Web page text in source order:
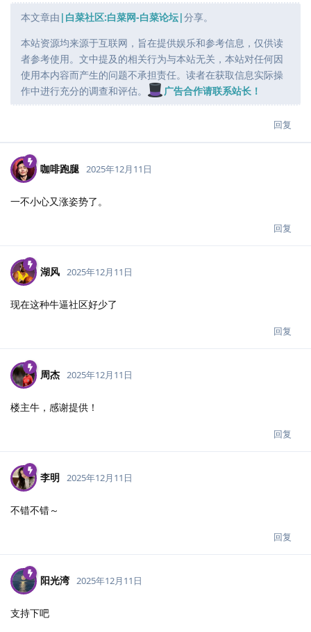
本文章由 |白菜社区:白菜网-白菜论坛|分享。
本站资源均来源于互联网，旨在提供娱乐和参考信息，仅供读
者参考使用。文中提及的相关行为与本站无关，本站对任何因
使用本内容而产生的问题不承担责任。读者在获取信息实际操
作中进行充分的调查和评估。
广告合作请联系站长！
回复
咖啡跑腿 2025年12月11日
一不小心又涨姿势了。
回复
湖风 2025年12月11日
现在这种牛逼社区好少了
回复
周杰 2025年12月11日
楼主牛，感谢提供！
回复
李明 2025年12月11日
不错不错～
回复
阳光湾 2025年12月11日
支持下吧